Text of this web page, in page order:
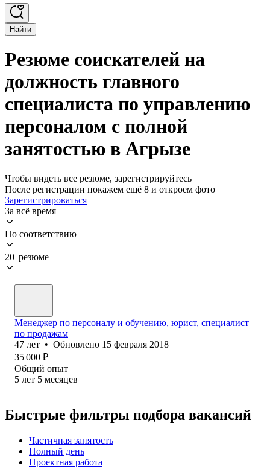
Найти
Резюме соискателей на
должность главного
специалиста по управлению
персоналом с полной
занятостью в Агрызе
Чтобы видеть все резюме, зарегистрируйтесь
После регистрации покажем ещё 8 и откроем фото
Зарегистрироваться
За всё время
По соответствию
20 резюме
Менеджер по персоналу и обучению, юрист, специалист
по продажам
47 лет • Обновлено 15 февраля 2018
35 000 ₽
Общий опыт
5 лет 5 месяцев
Быстрые фильтры подбора вакансий
Частичная занятость
Полный день
Проектная работа